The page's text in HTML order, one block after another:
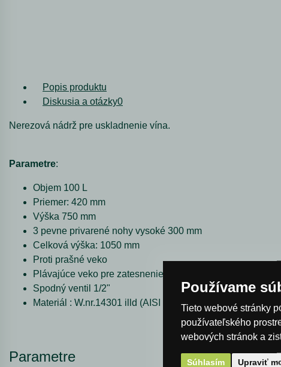
Popis produktu
Diskusia a otázky0
Nerezová nádrž pre uskladnenie vína.
Parametre:
Objem 100 L
Priemer: 420 mm
Výška 750 mm
3 pevne privarené nohy vysoké 300 mm
Celková výška: 1050 mm
Proti prašné veko
Plávajúce veko pre zatesnenie pomocou parafínového
Spodný ventil 1/2"
Materiál : W.nr.14301 illd (AISI 304) hrúbka 0,6 mm.*
Parametre
Používame
Tieto webové stránky
používateľského
webových stránok a
Súhlasím Upraviť